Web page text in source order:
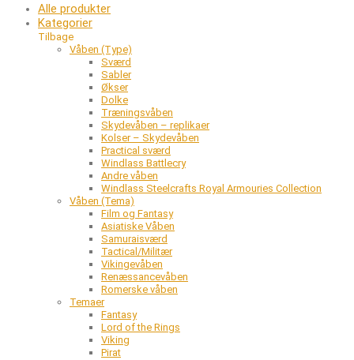
Alle produkter
Kategorier
Tilbage
Våben (Type)
Sværd
Sabler
Økser
Dolke
Træningsvåben
Skydevåben – replikaer
Kolser – Skydevåben
Practical sværd
Windlass Battlecry
Andre våben
Windlass Steelcrafts Royal Armouries Collection
Våben (Tema)
Film og Fantasy
Asiatiske Våben
Samuraisværd
Tactical/Militær
Vikingevåben
Renæssancevåben
Romerske våben
Temaer
Fantasy
Lord of the Rings
Viking
Pirat